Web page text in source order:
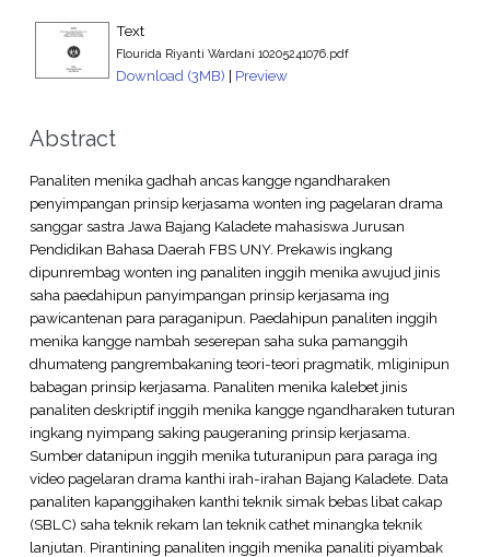
Text
Flourida Riyanti Wardani 10205241076.pdf
Download (3MB) | Preview
Abstract
Panaliten menika gadhah ancas kangge ngandharaken
penyimpangan prinsip kerjasama wonten ing pagelaran drama
sanggar sastra Jawa Bajang Kaladete mahasiswa Jurusan
Pendidikan Bahasa Daerah FBS UNY. Prekawis ingkang
dipunrembag wonten ing panaliten inggih menika awujud jinis
saha paedahipun panyimpangan prinsip kerjasama ing
pawicantenan para paraganipun. Paedahipun panaliten inggih
menika kangge nambah seserepan saha suka pamanggih
dhumateng pangrembakaning teori-teori pragmatik, mliginipun
babagan prinsip kerjasama. Panaliten menika kalebet jinis
panaliten deskriptif inggih menika kangge ngandharaken tuturan
ingkang nyimpang saking paugeraning prinsip kerjasama.
Sumber datanipun inggih menika tuturanipun para paraga ing
video pagelaran drama kanthi irah-irahan Bajang Kaladete. Data
panaliten kapanggihaken kanthi teknik simak bebas libat cakap
(SBLC) saha teknik rekam lan teknik cathet minangka teknik
lanjutan. Pirantining panaliten inggih menika panaliti piyambak